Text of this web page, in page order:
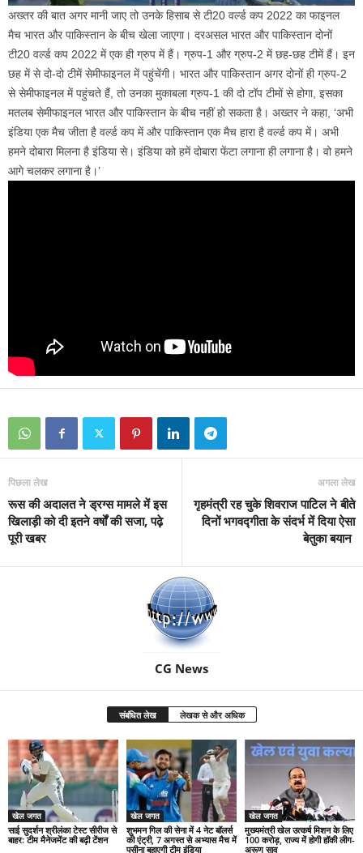
अख्तर की बात अगर मानी जाए तो उनके हिसाब से टी20 वर्ल्ड कप 2022 का फाइनल
मैच भारत और पाकिस्तान के बीच खेला जाएगा। दरअसल भारत और पाकिस्तान दोनों
टी20 वर्ल्ड कप 2022 में एक ही ग्रुप में हैं। ग्रुप-1 और ग्रुप-2 में छह-छह टीमें हैं। इन
छह में से दो-दो टीमें सेमीफाइनल में पहुंचेंगी। भारत और पाकिस्तान अगर दोनों ही ग्रुप-2
से सेमीफाइनल में पहुंचते हैं, तो उनका मुकाबला ग्रुप-1 की दो टॉप टीमों से होगा, इसका
मतलब सेमीफाइनल भारत और पाकिस्तान के बीच नहीं हो सकता है। अख्तर ने कहा, ‘अभी
इंडिया एक मैच जीता है वर्ल्ड कप में और पाकिस्तान एक मैच हारा है वर्ल्ड कप में। अभी
हमने दोबारा मिलना है इंडिया से। इंडिया को हमें दोबारा फेंटा लगाना ही लगाना है। वो हमने
आगे चलकर लगाना है।’
पिछला लेख
रूस की अदालत ने ड्रग्स मामले में इस
खिलाड़ी को दी इतने वर्षों की सजा, पढ़े
पूरी खबर
अगला लेख
गृहमंत्री रह चुके शिवराज पाटिल ने बीते
दिनों भगवद्गीता के संदर्भ में दिया ऐसा
बेतुका बयान
CG News
संबंधित लेख लेखक से और अधिक
खेल जगत
साई सुदर्शन श्रीलंका टेस्ट सीरीज से
बाहर: टीम मैनेजमेंट की बढ़ी टेंशन
खेल जगत
शुभमन गिल की सेना में 4 नेट बॉलर्स
की एंट्री, 7 अगस्त से अभ्यास मैच में
पसीना बहाएगी टीम इंडिया
खेल जगत
मुख्यमंत्री खेल उत्कर्ष मिशन के लिए
100 करोड़, राज्य में होगी हॉकी लीग-
अरूण साव